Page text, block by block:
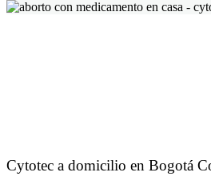
Cytotec a domicilio en Bogotá